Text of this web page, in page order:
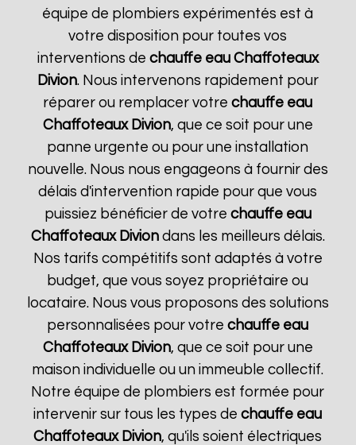
équipe de plombiers expérimentés est à
votre disposition pour toutes vos
interventions de chauffe eau Chaffoteaux
Divion. Nous intervenons rapidement pour
réparer ou remplacer votrechauffe eau
Chaffoteaux Divion, que ce soit pour une
panne urgente ou pour une installation
nouvelle. Nous nous engageons à fournir des
délais d'intervention rapide pour que vous
puissiez bénéficier de votre chauffe eau
Chaffoteaux Diviondans les meilleurs délais.
Nos tarifs compétitifs sont adaptés à votre
budget, que vous soyez propriétaire ou
locataire. Nous vous proposons des solutions
personnalisées pour votrechauffe eau
Chaffoteaux Divion, que ce soit pour une
maison individuelle ou un immeuble collectif.
Notre équipe de plombiers est formée pour
intervenir sur tous les types dechauffe eau
Chaffoteaux Divion, qu'ils soient électriques